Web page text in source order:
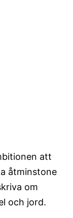
att
åtminstone
om
och jord.